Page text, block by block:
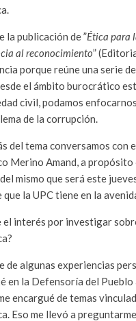
la publicación de ”Ética para
al reconocimiento”
porque reúne una serie
el ámbito burocrático
civil, podamos
de la corrupción.
del tema conversamos con
Merino Amand, a propósito
mismo que será este
que la UPC tiene en la
el interés por investigar
de algunas experiencias
en la Defensoría del Pueblo
encargué de temas
Eso me llevó a